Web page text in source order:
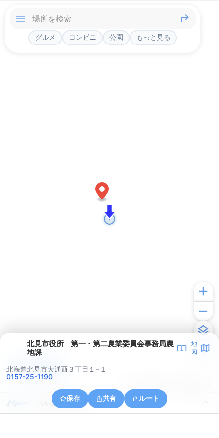
グルメ コンビニ 公園 もっと見る
北見市役所 第一・第二農業委員会事務局農
地課
地
図
北海道北見市大通西３丁目１−１
0157-25-1190
保存 共有 ルート
北海道北見市南丘
アプリで見る